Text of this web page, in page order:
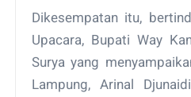
Dikesempatan itu,
Upacara, Bupati Way
Surya yang
Lampung, Arinal